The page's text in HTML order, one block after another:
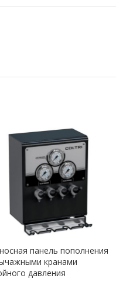
панель пополнения
кранами
давления